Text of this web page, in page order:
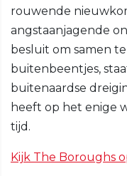
rouwende
angstaanjagende
besluit om samen
buitenbeentjes,
buitenaardse
heeft op het enige
tijd.
Kijk The Boroughs